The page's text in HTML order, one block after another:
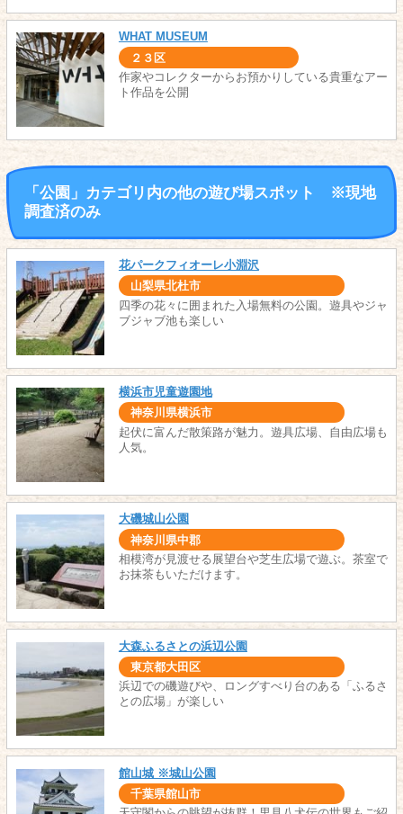
WHAT MUSEUM
２３区
作家やコレクターからお預かりしている貴重なアー
ト作品を公開
「公園」カテゴリ内の他の遊び場スポット ※現地
調査済のみ
花パークフィオーレ小淵沢
山梨県北杜市
四季の花々に囲まれた入場無料の公園。遊具やジャ
ブジャブ池も楽しい
横浜市児童遊園地
神奈川県横浜市
起伏に富んだ散策路が魅力。遊具広場、自由広場も
人気。
大磯城山公園
神奈川県中郡
相模湾が見渡せる展望台や芝生広場で遊ぶ。茶室で
お抹茶もいただけます。
大森ふるさとの浜辺公園
東京都大田区
浜辺での磯遊びや、ロングすべり台のある「ふるさ
との広場」が楽しい
館山城 ※城山公園
千葉県館山市